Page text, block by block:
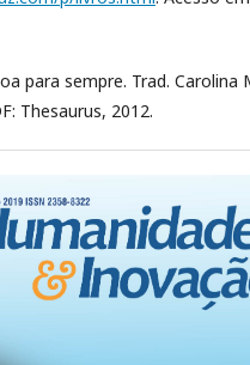
para sempre. Trad. Carolina
Thesaurus, 2012.